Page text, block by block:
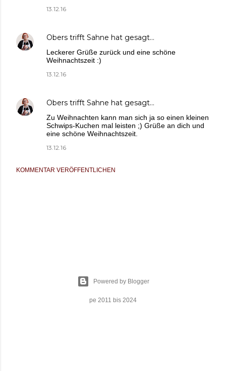
13.12.16
Obers trifft Sahne hat gesagt…
Leckerer Grüße zurück und eine schöne
Weihnachtszeit :)
13.12.16
Obers trifft Sahne hat gesagt…
Zu Weihnachten kann man sich ja so einen kleinen
Schwips-Kuchen mal leisten ;) Grüße an dich und
eine schöne Weihnachtszeit.
13.12.16
KOMMENTAR VERÖFFENTLICHEN
Powered by Blogger
pe 2011 bis 2024